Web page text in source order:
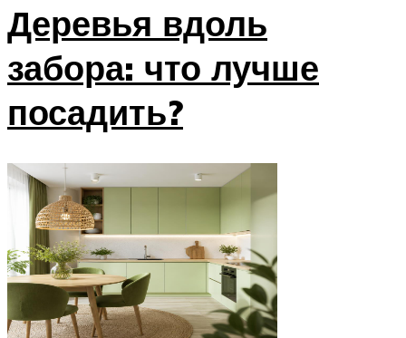
Деревья вдоль
забора: что лучше
посадить?